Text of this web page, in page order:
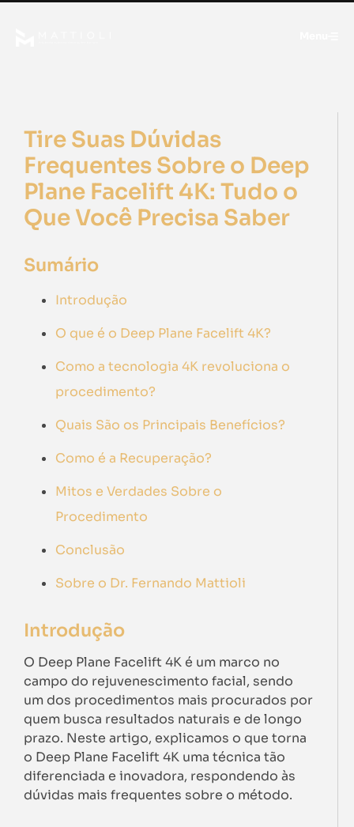
Tire Suas Dúvidas
Frequentes Sobre o Deep
Plane Facelift 4K: Tudo o
Que Você Precisa Saber
Sumário
Introdução
O que é o Deep Plane Facelift 4K?
Como a tecnologia 4K revoluciona o
procedimento?
Quais São os Principais Benefícios?
Como é a Recuperação?
Mitos e Verdades Sobre o
Procedimento
Conclusão
Sobre o Dr. Fernando Mattioli
Introdução
O Deep Plane Facelift 4K é um marco no
campo do rejuvenescimento facial, sendo
um dos procedimentos mais procurados por
quem busca resultados naturais e de longo
prazo. Neste artigo, explicamos o que torna
o Deep Plane Facelift 4K uma técnica tão
diferenciada e inovadora, respondendo às
dúvidas mais frequentes sobre o método.